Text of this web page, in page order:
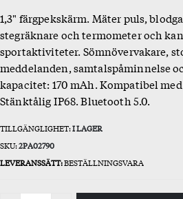
1,3" färgpekskärm. Mäter puls,
stegräknare och termometer och
sportaktiviteter. Sömnövervakare,
meddelanden, samtalspåminnelse
kapacitet: 170 mAh. Kompatibel
Stänktålig IP68. Bluetooth 5.0.
TILLGÄNGLIGHET:I LAGER
SKU 2PA02790
LEVERANSSÄTT:BESTÄLLNINGSVARA